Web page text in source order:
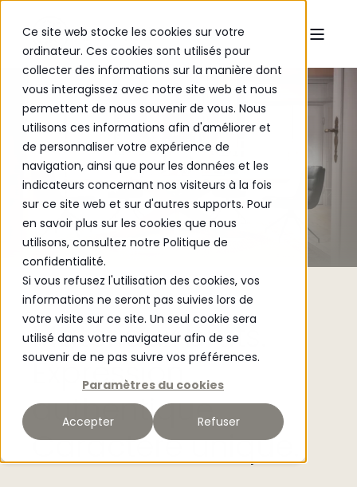
Ce site web stocke les cookies sur votre
ordinateur. Ces cookies sont utilisés pour
collecter des informations sur la manière dont
vous interagissez avec notre site web et nous
permettent de nous souvenir de vous. Nous
utilisons ces informations afin d'améliorer et
de personnaliser votre expérience de
navigation, ainsi que pour les données et les
indicateurs concernant nos visiteurs à la fois
sur ce site web et sur d'autres supports. Pour
en savoir plus sur les cookies que nous
utilisons, consultez notre Politique de
confidentialité.
Si vous refusez l'utilisation des cookies, vos
informations ne seront pas suivies lors de
votre visite sur ce site. Un seul cookie sera
utilisé dans votre navigateur afin de se
souvenir de ne pas suivre vos préférences.
Paramètres du cookies
Accepter Refuser
BODAHL MØBLER
Bodahl Møbler
Matériaux bruts.
Expression
authentique.
Caractère unique.